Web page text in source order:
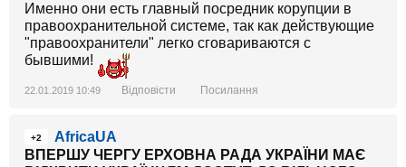
Именно они есть главный посредник корупции в
правоохранительной системе, так как действующие
"правоохранители" легко сговариваются с
бывшими!
22.01.2019 10:49 Відповісти Посилання
+2
AfricaUA
ВПЕРШУ ЧЕРГУ ЕРХОВНА РАДА УКРАЇНИ МАЄ